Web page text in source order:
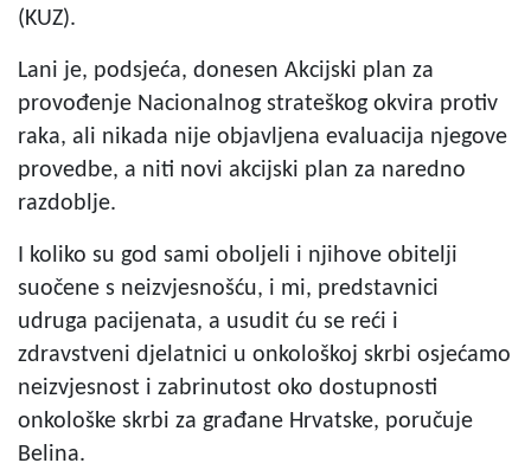
(KUZ).
Lani je, podsjeća, donesen Akcijski plan za
provođenje Nacionalnog strateškog okvira protiv
raka, ali nikada nije objavljena evaluacija njegove
provedbe, a niti novi akcijski plan za naredno
razdoblje.
I koliko su god sami oboljeli i njihove obitelji
suočene s neizvjesnošću, i mi, predstavnici
udruga pacijenata, a usudit ću se reći i
zdravstveni djelatnici u onkološkoj skrbi osjećamo
neizvjesnost i zabrinutost oko dostupnosti
onkološke skrbi za građane Hrvatske, poručuje
Belina.